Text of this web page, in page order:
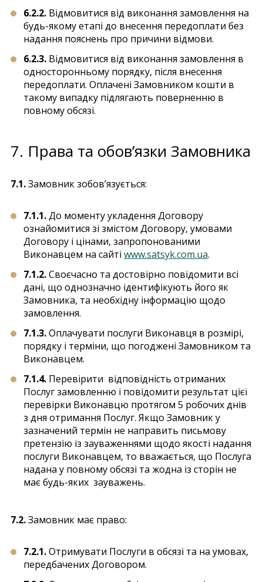
6.2.2. Відмовитися від виконання замовлення на
будь-якому етапі до внесення передоплати без
надання пояснень про причини відмови.
6.2.3. Відмовитися від виконання замовлення в
односторонньому порядку, після внесення
передоплати. Оплачені Замовником кошти в
такому випадку підлягають поверненню в
повному обсязі.
7. Права та обов’язки Замовника
7.1.Замовник зобов’язується:
7.1.1.До моменту укладення Договору
ознайомитися зі змістом Договору, умовами
Договору і цінами, запропонованими
Виконавцем на сайті www.satsyk.com.ua.
7.1.2.Своєчасно та достовірно повідомити всі
дані, що однозначно ідентифікують його як
Замовника, та необхідну інформацію щодо
замовлення.
7.1.3.Оплачувати послуги Виконавця в розмірі,
порядку і терміни, що погоджені Замовником та
Виконавцем.
7.1.4. Перевірити відповідність отриманих
Послуг замовленню і повідомити результат цієї
перевірки Виконавцю протягом 5 робочих днів
з дня отримання Послуг. Якщо Замовник у
зазначений термін не направить письмову
претензію із зауваженнями щодо якості надання
послуги Виконавцем, то вважається, що Послуга
надана у повному обсязі та жодна із сторін не
має будь-яких зауважень.
7.2.Замовник має право:
7.2.1.Отримувати Послуги в обсязі та на умовах,
передбачених Договором.